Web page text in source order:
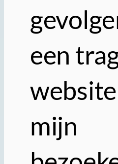
een
mijn